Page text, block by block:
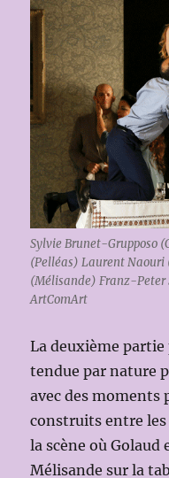
Sylvie Brunet-Grupposo
(Pelléas) Laurent
(Mélisande) Franz-
ArtComArt
La deuxième
tendue par nature
avec des
construits entre les
la scène où Golaud
Mélisande sur la